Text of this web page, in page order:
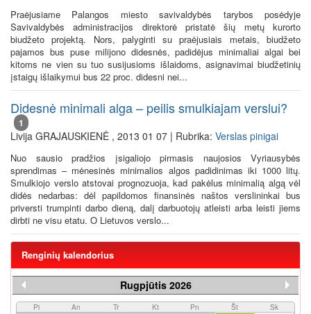
Praėjusiame Palangos miesto savivaldybės tarybos posėdyje
Savivaldybės administracijos direktorė pristatė šių metų kurorto
biudžeto projektą. Nors, palyginti su praėjusiais metais, biudžeto
pajamos bus puse milijono didesnės, padidėjus minimaliai algai bei
kitoms ne vien su tuo susijusioms išlaidoms, asignavimai biudžetinių
įstaigų išlaikymui bus 22 proc. didesni nei...
Didesnė minimali alga – peilis smulkiajam verslui?
1
Livija GRAJAUSKIENĖ , 2013 01 07 | Rubrika: Verslas pinigai
Nuo sausio pradžios įsigaliojo pirmasis naujosios Vyriausybės
sprendimas – mėnesinės minimalios algos padidinimas iki 1000 litų.
Smulkiojo verslo atstovai prognozuoja, kad pakėlus minimalią algą vėl
didės nedarbas: dėl papildomos finansinės naštos verslininkai bus
priversti trumpinti darbo dieną, dalį darbuotojų atleisti arba leisti jiems
dirbti ne visu etatu. O Lietuvos verslo...
Renginių kalendorius
Rugpjūtis 2026
Pi An Tr Kt Pn Št Sk